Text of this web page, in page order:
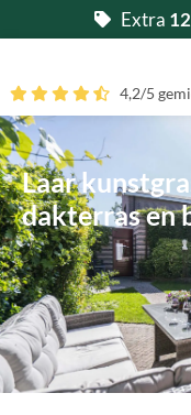
naar
inhoud
Extra
4,2/5
Laar
dakterras en